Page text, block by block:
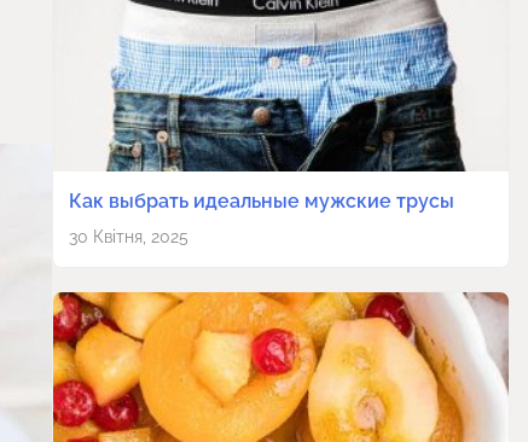
Как выбрать идеальные мужские трусы
30 Квітня, 2025